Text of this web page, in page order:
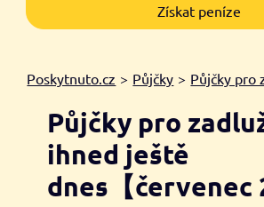
Získat peníze
Poskytnuto.cz > Půjčky > Půjčky pro
Půjčky pro
ihned ještě
dnes【červenec